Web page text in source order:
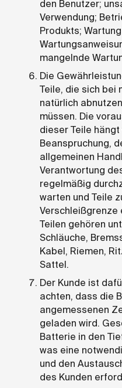
den Benutzer;
Verwendung;
Produkts;
mangelnde
Die
Teile, die sich bei
natürlich
müssen. Die
dieser Teile
Beanspruchung,
allgemeinen
Verantwortung
regelmäßig
warten und Teile
Verschleißgrenze
Teilen gehören
Schläuche,
Kabel, Riemen,
Sattel.
Der Kunde ist
achten, dass die
angemessenen
geladen wird.
Batterie in den
was eine
und den
des Kunden